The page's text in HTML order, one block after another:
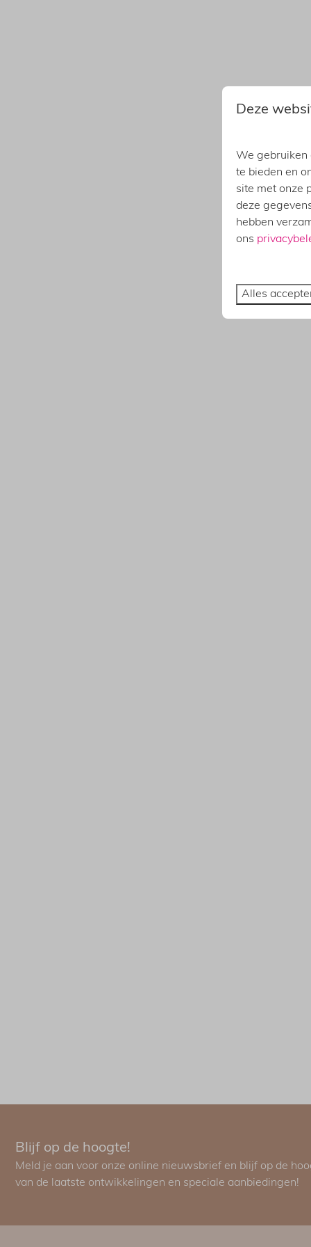
Blijf op de hoogte!
Meld je aan voor onze online nieuwsbrief en blijf op de
van de laatste ontwikkelingen en speciale aanbiedingen!
Deze
We gebruiken
te bieden en
site met onze
deze
hebben
ons
Alles